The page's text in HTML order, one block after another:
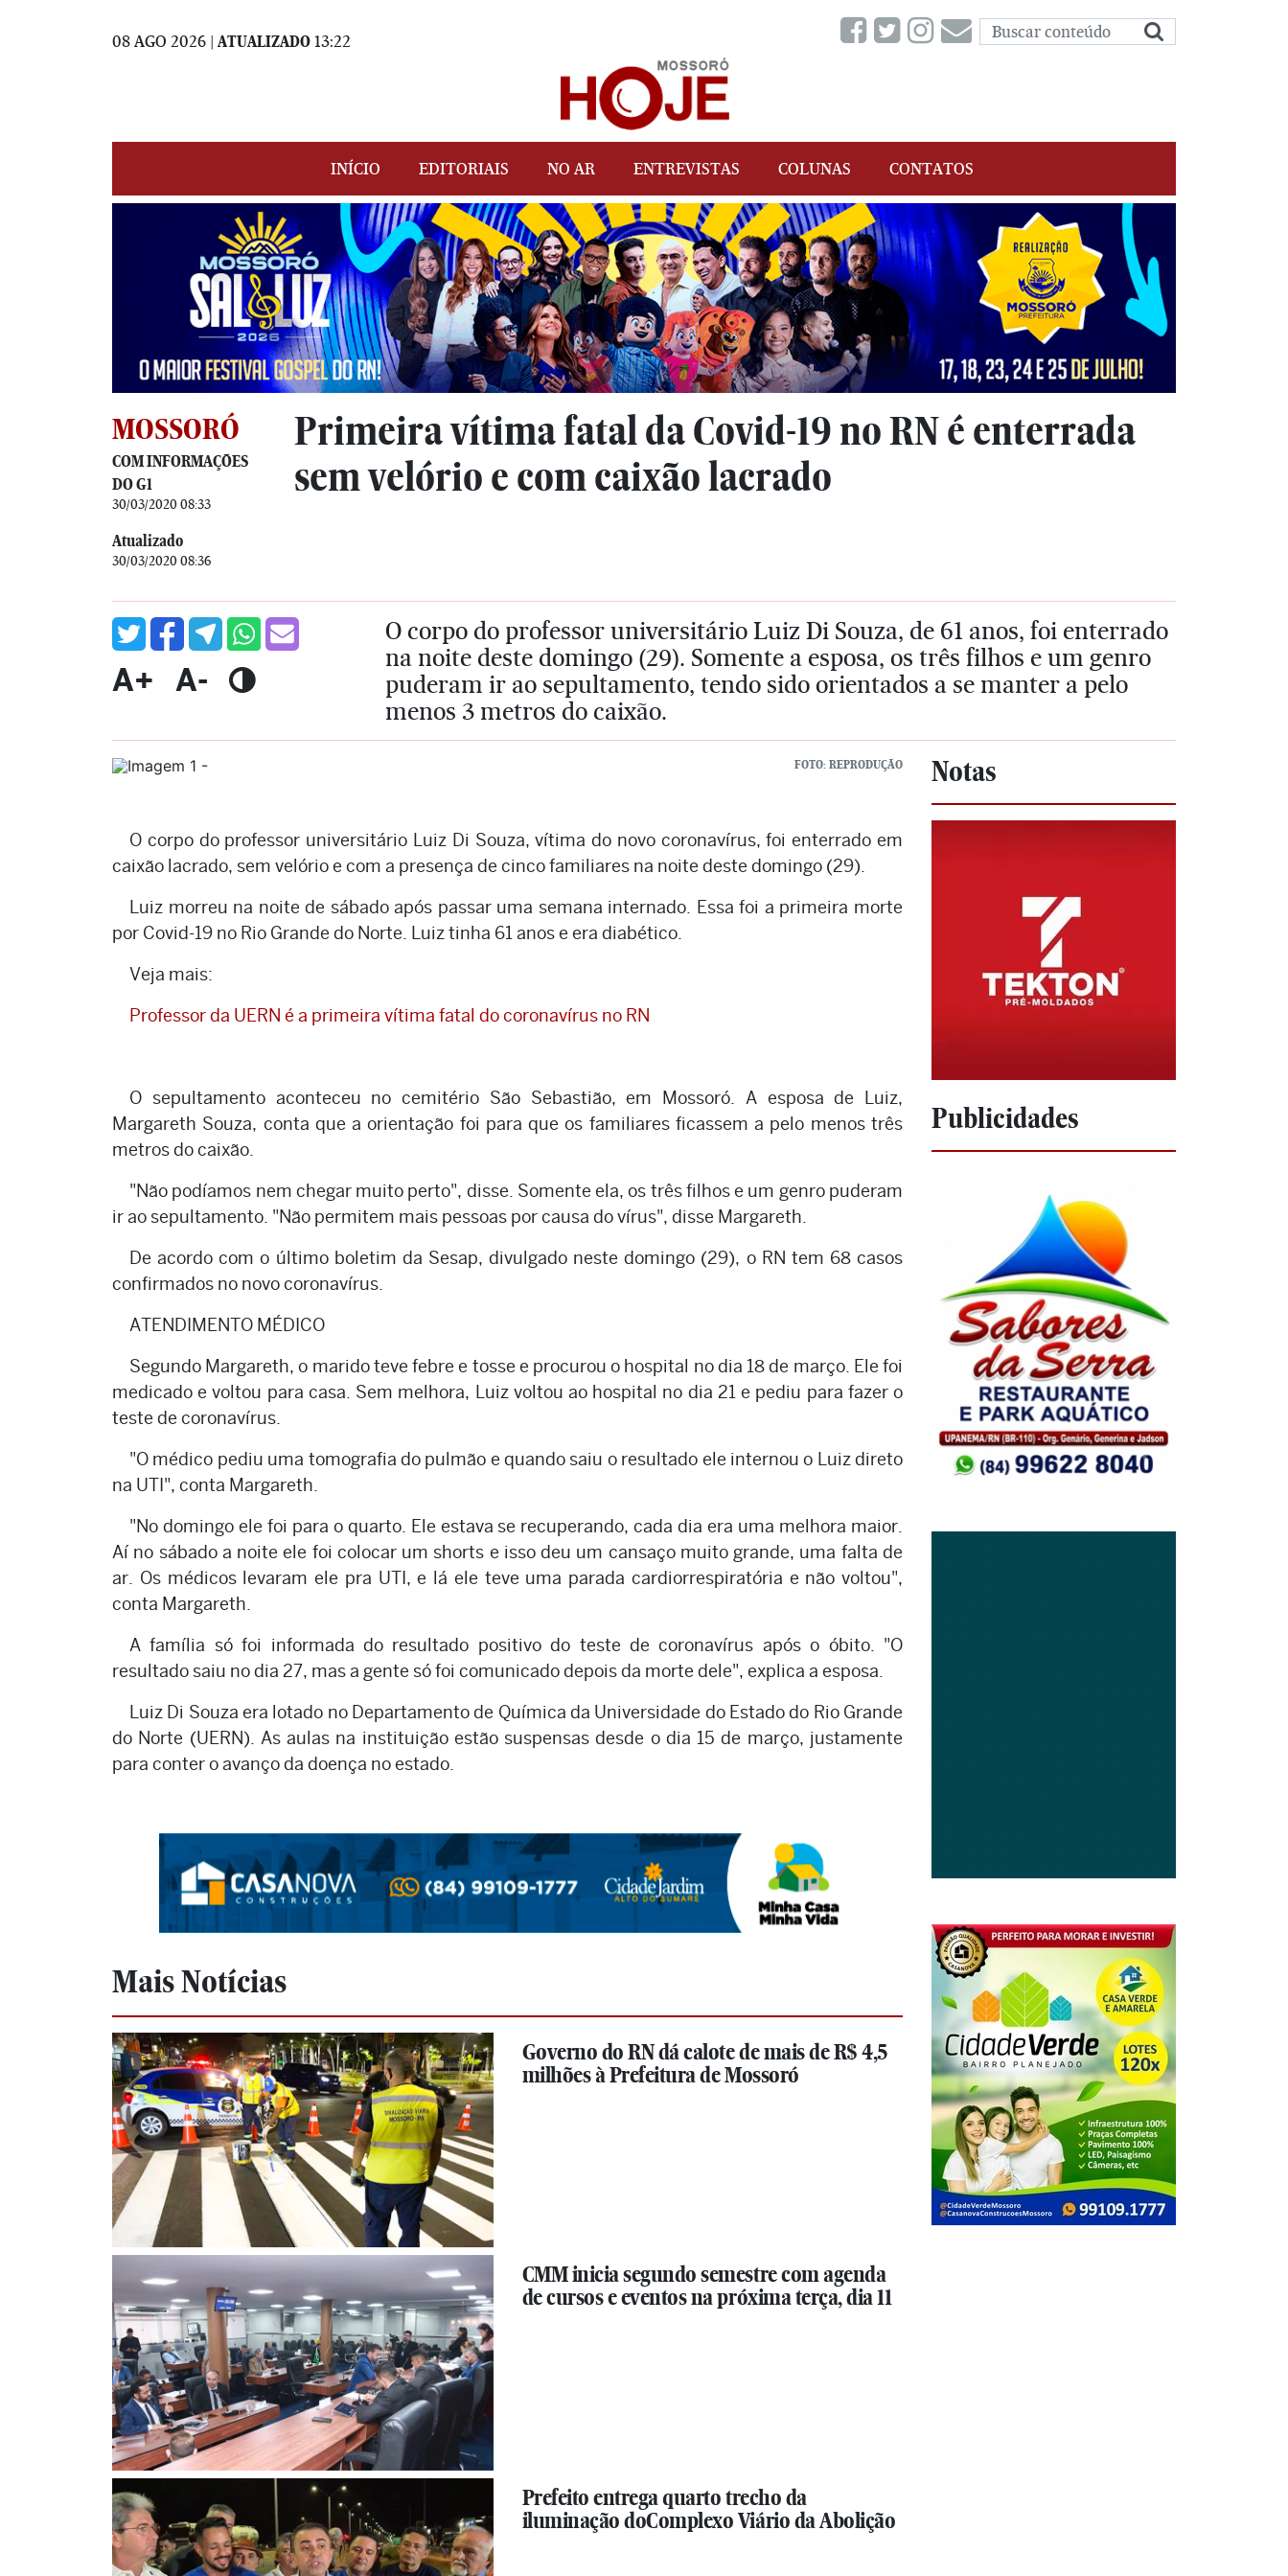
08 AGO 2026 | ATUALIZADO 13:22
INÍCIO EDITORIAIS NO AR ENTREVISTAS COLUNAS CONTATOS
MOSSORÓ
COM INFORMAÇÕES
DO G1
30/03/2020 08:33
Atualizado
30/03/2020 08:36
Primeira vítima fatal da Covid-19 no RN é enterrada
sem velório e com caixão lacrado
A+ A-
O corpo do professor universitário Luiz Di Souza, de 61 anos, foi enterrado
na noite deste domingo (29). Somente a esposa, os três filhos e um genro
puderam ir ao sepultamento, tendo sido orientados a se manter a pelo
menos 3 metros do caixão.
FOTO: REPRODUÇÃO
O corpo do professor universitário Luiz Di Souza, vítima do novo coronavírus, foi enterrado em
caixão lacrado, sem velório e com a presença de cinco familiares na noite deste domingo (29).
Luiz morreu na noite de sábado após passar uma semana internado. Essa foi a primeira morte
por Covid-19 no Rio Grande do Norte. Luiz tinha 61 anos e era diabético.
Veja mais:
Professor da UERN é a primeira vítima fatal do coronavírus no RN
O sepultamento aconteceu no cemitério São Sebastião, em Mossoró. A esposa de Luiz,
Margareth Souza, conta que a orientação foi para que os familiares ficassem a pelo menos três
metros do caixão.
"Não podíamos nem chegar muito perto", disse. Somente ela, os três filhos e um genro puderam
ir ao sepultamento. "Não permitem mais pessoas por causa do vírus", disse Margareth.
De acordo com o último boletim da Sesap, divulgado neste domingo (29), o RN tem 68 casos
confirmados no novo coronavírus.
ATENDIMENTO MÉDICO
Segundo Margareth, o marido teve febre e tosse e procurou o hospital no dia 18 de março. Ele foi
medicado e voltou para casa. Sem melhora, Luiz voltou ao hospital no dia 21 e pediu para fazer o
teste de coronavírus.
"O médico pediu uma tomografia do pulmão e quando saiu o resultado ele internou o Luiz direto
na UTI", conta Margareth.
"No domingo ele foi para o quarto. Ele estava se recuperando, cada dia era uma melhora maior.
Aí no sábado a noite ele foi colocar um shorts e isso deu um cansaço muito grande, uma falta de
ar. Os médicos levaram ele pra UTI, e lá ele teve uma parada cardiorrespiratória e não voltou",
conta Margareth.
A família só foi informada do resultado positivo do teste de coronavírus após o óbito. "O
resultado saiu no dia 27, mas a gente só foi comunicado depois da morte dele", explica a esposa.
Luiz Di Souza era lotado no Departamento de Química da Universidade do Estado do Rio Grande
do Norte (UERN). As aulas na instituição estão suspensas desde o dia 15 de março, justamente
para conter o avanço da doença no estado.
Mais Notícias
Governo do RN dá calote de mais de R$ 4,5
milhões à Prefeitura de Mossoró
CMM inicia segundo semestre com agenda
de cursos e eventos na próxima terça, dia 11
Prefeito entrega quarto trecho da
iluminação doComplexo Viário da Abolição
Notas
Publicidades